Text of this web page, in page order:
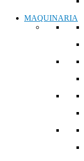
MAQUINARIA